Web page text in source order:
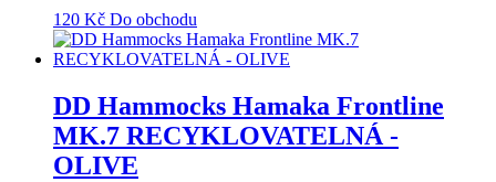
120 Kč Do obchodu
DD Hammocks Hamaka Frontline
MK.7 RECYKLOVATELNÁ -
OLIVE